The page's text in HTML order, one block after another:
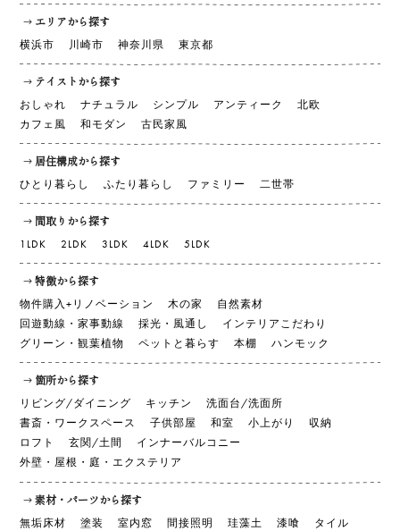
エリアから探す
横浜市 川崎市 神奈川県 東京都
テイストから探す
おしゃれ ナチュラル シンプル アンティーク
北欧
カフェ風
和モダン 古民家風
居住構成から探す
ひとり暮らし ふたり暮らし ファミリー 二世帯
間取りから探す
1LDK 2LDK 3LDK 4LDK 5LDK
特徴から探す
物件購入+リノベーション 木の家
自然素材
回遊動線・家事動線
採光・風通し
インテリアこだわり
グリーン・観葉植物
ペットと暮らす 本棚 ハンモック
箇所から探す
リビング/ダイニング キッチン
洗面台/洗面所
書斎・ワークスペース
子供部屋 和室 小上がり
収納
ロフト
玄関/土間
インナーバルコニー
外壁・屋根・庭・エクステリア
素材・パーツから探す
無垢床材 塗装 室内窓 間接照明 珪藻土 漆喰
タイル